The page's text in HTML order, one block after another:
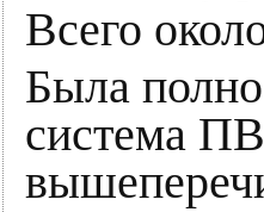
Всего
Была
система